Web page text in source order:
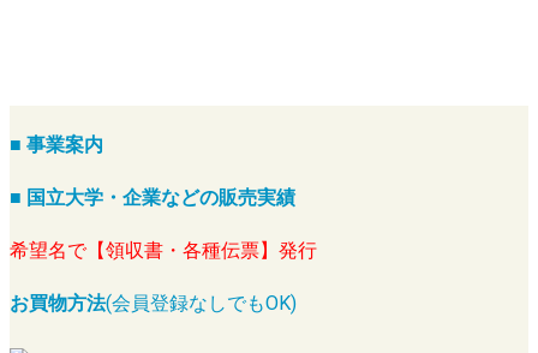
■ 事業案内
■ 国立大学・企業などの販売実績
希望名で【領収書・各種伝票】発行
お買物方法(会員登録なしでもOK)